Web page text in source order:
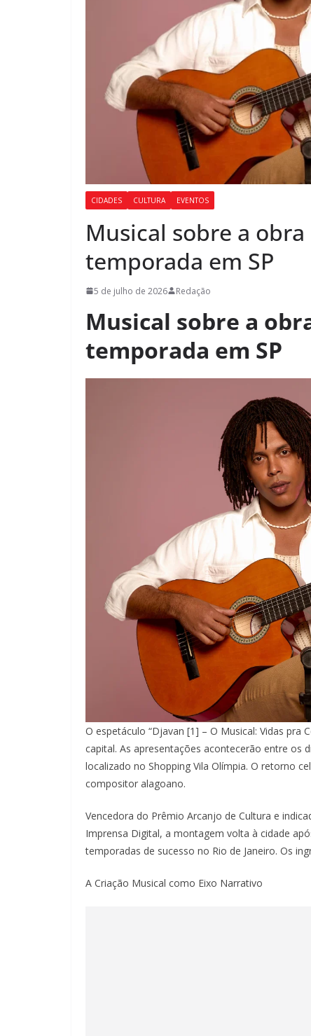
CIDADES CULTURA EVENTOS
Musical sobre a
temporada em SP
5 de julho de 2026 Redação
Musical sobre a
temporada em SP
O espetáculo “Djavan [1] – O Musical: Vidas pra
capital. As apresentações acontecerão entre os
localizado no Shopping Vila Olímpia. O retorno
compositor alagoano.
Vencedora do Prêmio Arcanjo de Cultura e
Imprensa Digital, a montagem volta à cidade
temporadas de sucesso no Rio de Janeiro. Os
A Criação Musical como Eixo Narrativo